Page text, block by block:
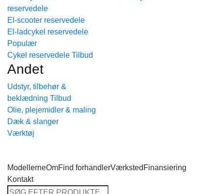
reservedele
El-scooter reservedele
El-ladcykel reservedele
Cykel reservedele
Andet
Udstyr, tilbehør &
beklædning
Olie, plejemidler & maling
Dæk & slanger
Værktøj
ModellerneOmFind forhandlerVærksted Finansiering
Kontakt
Søg